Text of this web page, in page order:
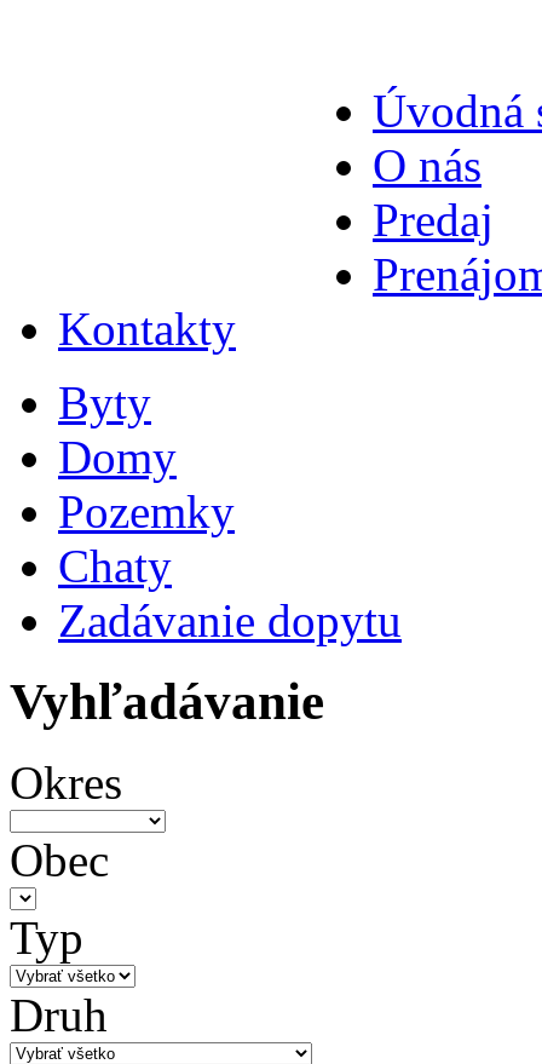
Úvodná
O nás
Predaj
Kontakty
Byty
Domy
Pozemky
Chaty
Zadávanie dopytu
Vyhľadávanie
Okres
Obec
Typ
Druh